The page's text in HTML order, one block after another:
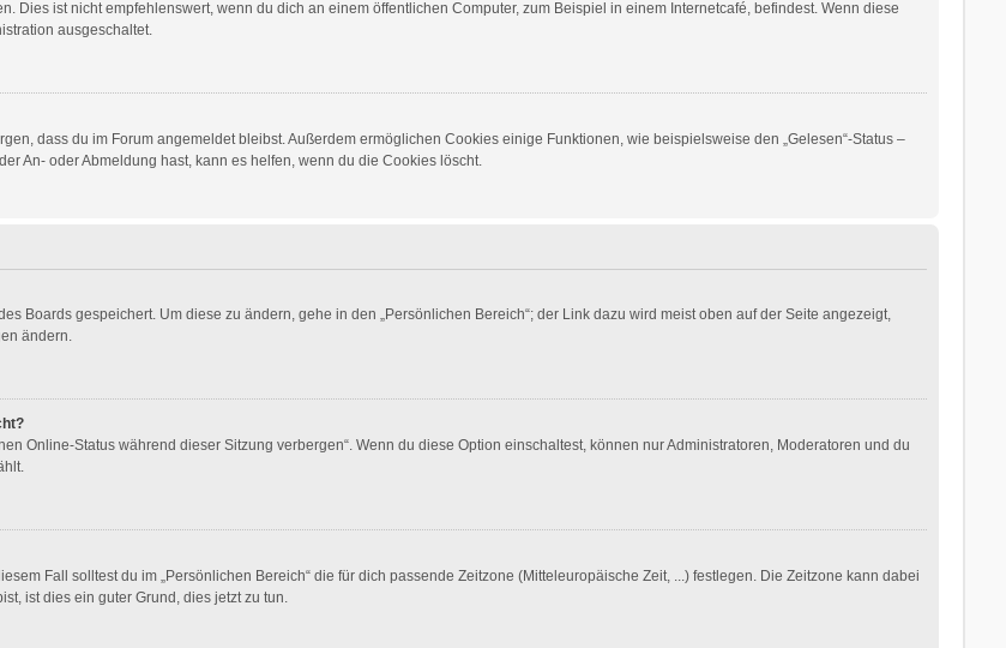
Dies ist nicht empfehlenswert, wenn du dich an einem öffentlichen Computer, zum Beispiel in einem Internetcafé, befindest. Wenn diese
ausgeschaltet.
dass du im Forum angemeldet bleibst. Außerdem ermöglichen Cookies einige Funktionen, wie beispielsweise den „Gelesen“-Status –
An- oder Abmeldung hast, kann es helfen, wenn du die Cookies löscht.
Boards gespeichert. Um diese zu ändern, gehe in den „Persönlichen Bereich“; der Link dazu wird meist oben auf der Seite angezeigt,
ändern.
Online-Status während dieser Sitzung verbergen“. Wenn du diese Option einschaltest, können nur Administratoren, Moderatoren und du
Fall solltest du im „Persönlichen Bereich“ die für dich passende Zeitzone (Mitteleuropäische Zeit, ...) festlegen. Die Zeitzone kann dabei
ist dies ein guter Grund, dies jetzt zu tun.